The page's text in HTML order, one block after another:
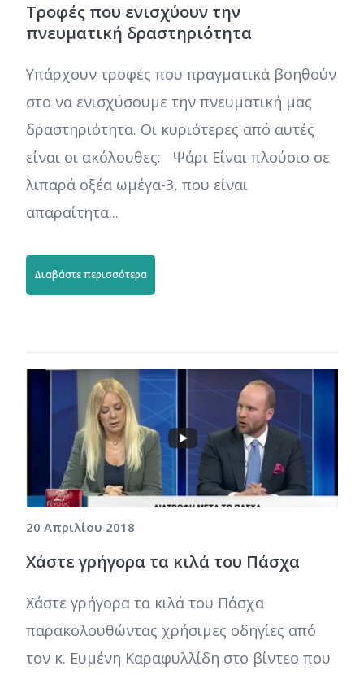
Τροφές που ενισχύουν την
πνευματική δραστηριότητα
Υπάρχουν τροφές που πραγματικά βοηθούν
στο να ενισχύσουμε την πνευματική μας
δραστηριότητα. Οι κυριότερες από αυτές
είναι οι ακόλουθες: Ψάρι Είναι πλούσιο σε
λιπαρά οξέα ωμέγα-3, που είναι
απαραίτητα...
Διαβάστε περισσότερα
20 Απριλίου 2018
Χάστε γρήγορα τα κιλά του Πάσχα
Χάστε γρήγορα τα κιλά του Πάσχα
παρακολουθώντας χρήσιμες οδηγίες από
τον κ. Ευμένη Καραφυλλίδη στο βίντεο που